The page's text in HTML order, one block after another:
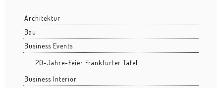
Frankfurt im Nebel
Eiserner Steg
EZB / ECB
Grüngürtel
Architektur
Bau
Business Events
20-Jahre-Feier Frankfurter Tafel
Business Interior